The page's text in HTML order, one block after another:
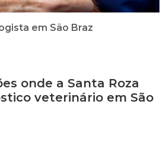
em São Braz
onde a Santa Roza
veterinário em São